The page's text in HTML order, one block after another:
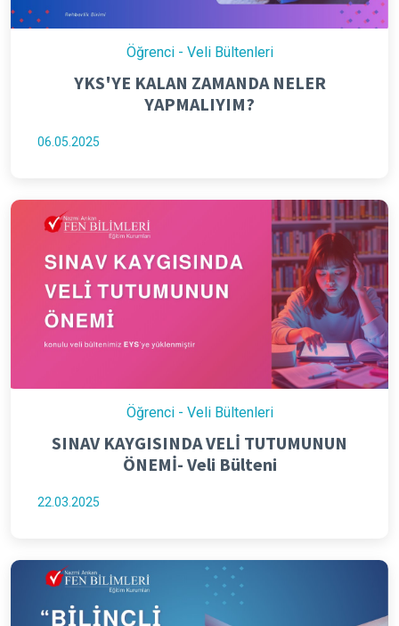
Öğrenci - Veli Bültenleri
YKS'YE KALAN ZAMANDA NELER
YAPMALIYIM?
06.05.2025
Öğrenci - Veli Bültenleri
SINAV KAYGISINDA VELİ TUTUMUNUN
ÖNEMİ- Veli Bülteni
22.03.2025